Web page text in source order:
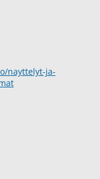
nayttelyt-ja-